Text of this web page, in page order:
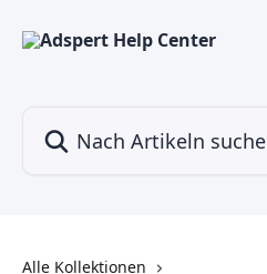
Alle Kollektionen